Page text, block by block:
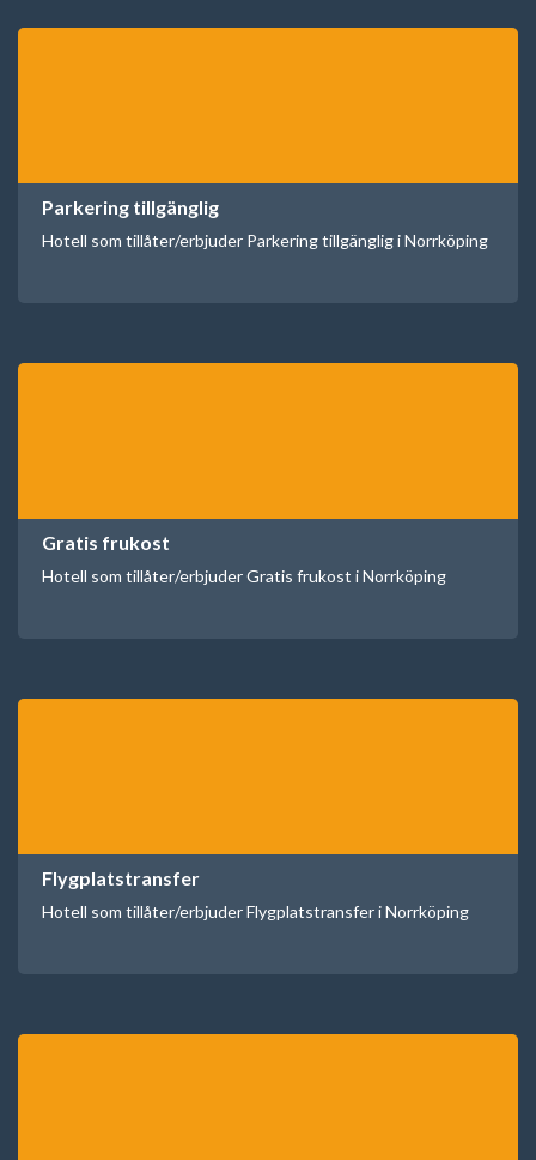
Parkering tillgänglig
Hotell som tillåter/erbjuder Parkering tillgänglig i Norrköping
Gratis frukost
Hotell som tillåter/erbjuder Gratis frukost i Norrköping
Flygplatstransfer
Hotell som tillåter/erbjuder Flygplatstransfer i Norrköping